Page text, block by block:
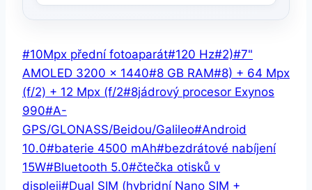
Štítky
příspěvků:
#10Mpx přední fotoaparát#120 Hz#2)#7"
AMOLED 3200 × 1440#8 GB RAM#8) + 64 Mpx
(f/2) + 12 Mpx (f/2#8jádrový procesor Exynos
990#A-
GPS/GLONASS/Beidou/Galileo#Android
10.0#baterie 4500 mAh#bezdrátové nabíjení
15W#Bluetooth 5.0#čtečka otisků v
displeji#Dual SIM (hybridní Nano SIM +